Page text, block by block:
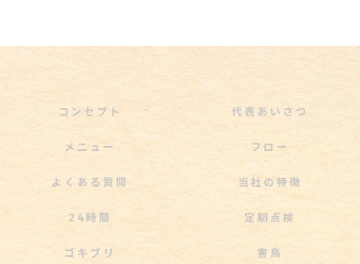
コンセプト 代表あいさつ
メニュー フロー
よくある質問 当社の特徴
24時間 定期点検
ゴキブリ 害鳥